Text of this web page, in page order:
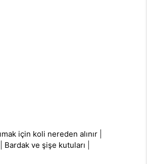
için koli nereden alınır
Bardak ve şişe kutuları